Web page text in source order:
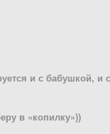
и с бабушкой, и
в «копилку»))